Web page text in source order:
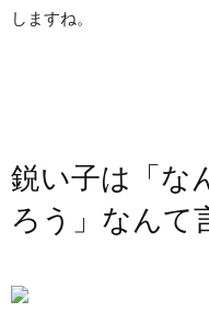
しますね。
鋭い子は「な
ろう」なんて